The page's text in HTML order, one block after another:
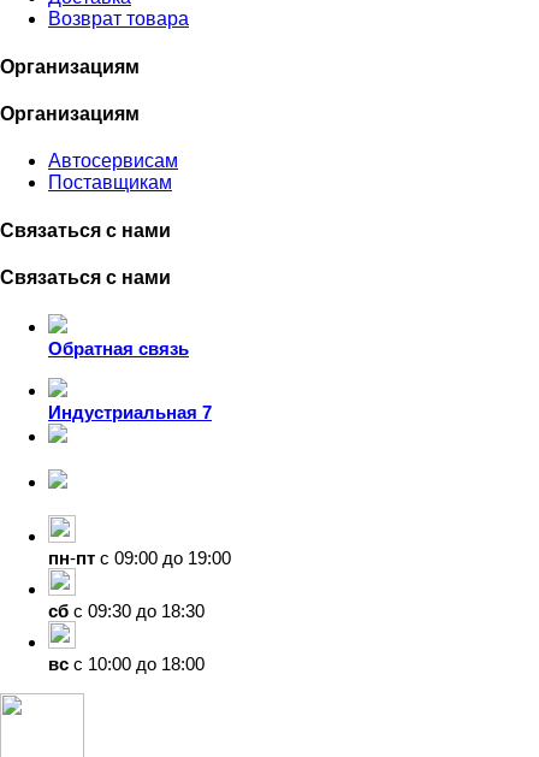
Возврат товара
Организациям
Организациям
Автосервисам
Поставщикам
Связаться с нами
Связаться с нами
Обратная связь
Индустриальная 7
пн-пт с 09:00 до 19:00
сб с 09:30 до 18:30
вс с 10:00 до 18:00